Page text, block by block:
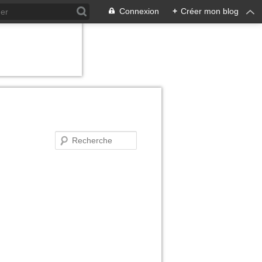
Connexion + Créer mon blog